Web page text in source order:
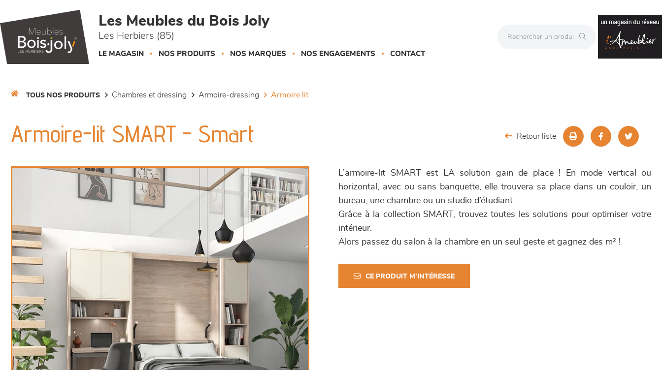
Les Meubles du Bois Joly
Les Herbiers (85)
LE MAGASIN NOS PRODUITS NOS MARQUES NOS ENGAGEMENTS CONTACT
TOUS NOS PRODUITS chambres et dressing armoire-dressing armoire lit
Armoire-lit SMART - Smart Retour liste
L’armoire-lit SMART est LA solution gain de place ! En mode vertical ou
horizontal, avec ou sans banquette, elle trouvera sa place dans un couloir, un
bureau, une chambre ou un studio d’étudiant.
Grâce à la collection SMART, trouvez toutes les solutions pour optimiser votre
intérieur.
Alors passez du salon à la chambre en un seul geste et gagnez des m² !
CE PRODUIT M'INTÉRESSE